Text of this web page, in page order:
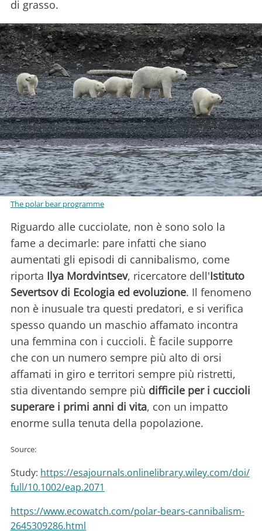
di grasso.
The polar bear programme
Riguardo alle cucciolate, non è sono solo la
fame a decimarle: pare infatti che siano
aumentati gli episodi di cannibalismo, come
riporta Ilya Mordvintsev, ricercatore dell'Istituto
Severtsov di Ecologia ed evoluzione. Il fenomeno
non è inusuale tra questi predatori, e si verifica
spesso quando un maschio affamato incontra
una femmina con i cuccioli. È facile supporre
che con un numero sempre più alto di orsi
affamati in giro e territori sempre più ristretti,
stia diventando sempre più difficile per i cuccioli
superare i primi anni di vita, con un impatto
enorme sulla tenuta della popolazione.
Source:
Study: https://esajournals.onlinelibrary.wiley.com/doi/
full/10.1002/eap.2071
https://www.ecowatch.com/polar-bears-cannibalism-
2645309286.html